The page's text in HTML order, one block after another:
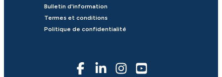
Bulletin d'information
Termes et conditions
Politique de confidentialité